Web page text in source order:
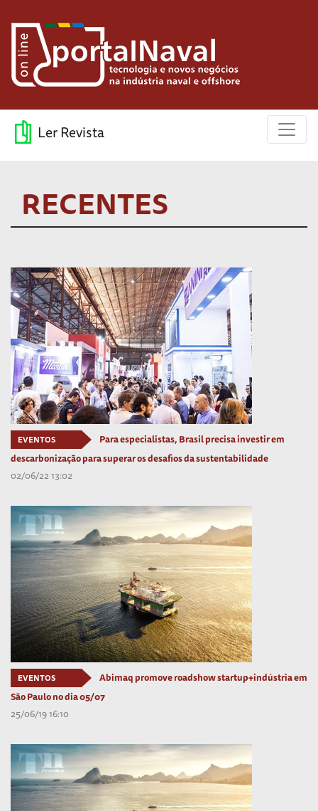
Ler Revista
RECENTES
EVENTOS
Para especialistas, Brasil precisa investir em
descarbonização para superar os desafios da sustentabilidade
02/06/22 13:02
EVENTOS
Abimaq promove roadshow startup+indústria em
São Paulo no dia 05/07
25/06/19 16:10